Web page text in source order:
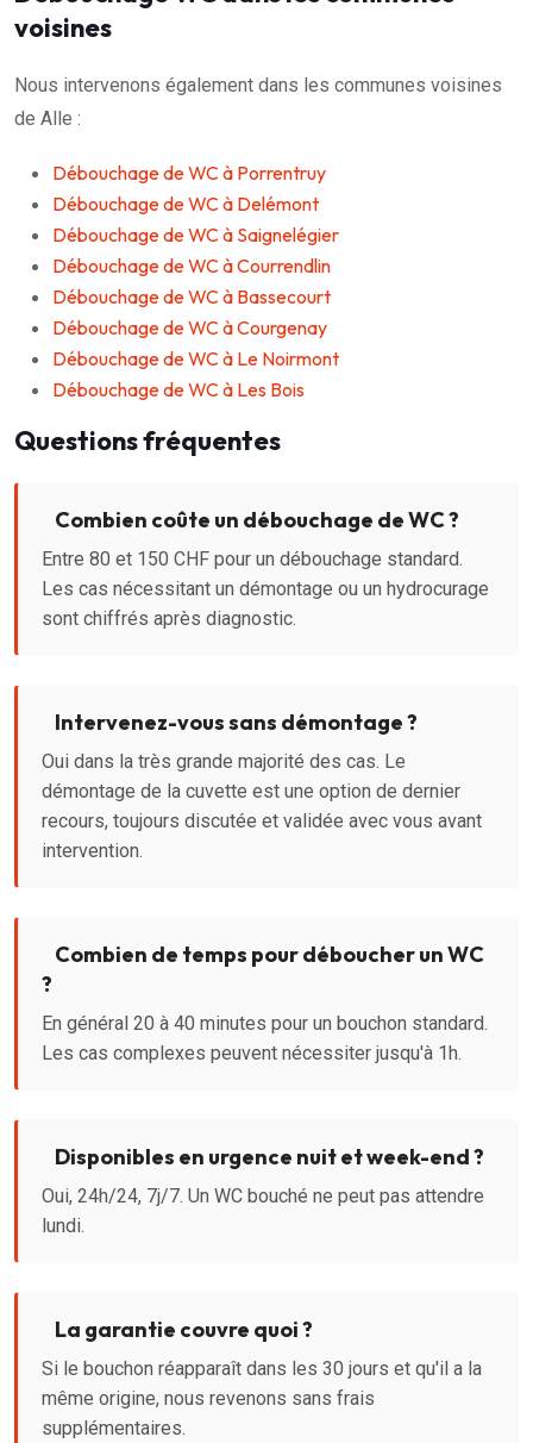
voisines
Nous intervenons également dans les communes voisines
de Alle :
Débouchage de WC à Porrentruy
Débouchage de WC à Delémont
Débouchage de WC à Saignelégier
Débouchage de WC à Courrendlin
Débouchage de WC à Bassecourt
Débouchage de WC à Courgenay
Débouchage de WC à Le Noirmont
Débouchage de WC à Les Bois
Questions fréquentes
Combien coûte un débouchage de WC ?
Entre 80 et 150 CHF pour un débouchage standard.
Les cas nécessitant un démontage ou un hydrocurage
sont chiffrés après diagnostic.
Intervenez-vous sans démontage ?
Oui dans la très grande majorité des cas. Le
démontage de la cuvette est une option de dernier
recours, toujours discutée et validée avec vous avant
intervention.
Combien de temps pour déboucher un WC
?
En général 20 à 40 minutes pour un bouchon standard.
Les cas complexes peuvent nécessiter jusqu'à 1h.
Disponibles en urgence nuit et week-end ?
Oui, 24h/24, 7j/7. Un WC bouché ne peut pas attendre
lundi.
La garantie couvre quoi ?
Si le bouchon réapparaît dans les 30 jours et qu'il a la
même origine, nous revenons sans frais
supplémentaires.